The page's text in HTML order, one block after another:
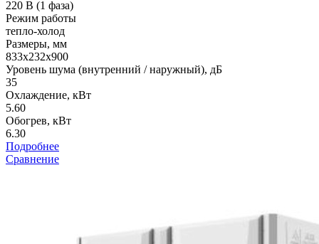
220 В (1 фаза)
Режим работы
тепло-холод
Размеры, мм
833х232х900
Уровень шума (внутренний / наружный), дБ
35
Охлаждение, кВт
5.60
Обогрев, кВт
6.30
Подробнее
Сравнение